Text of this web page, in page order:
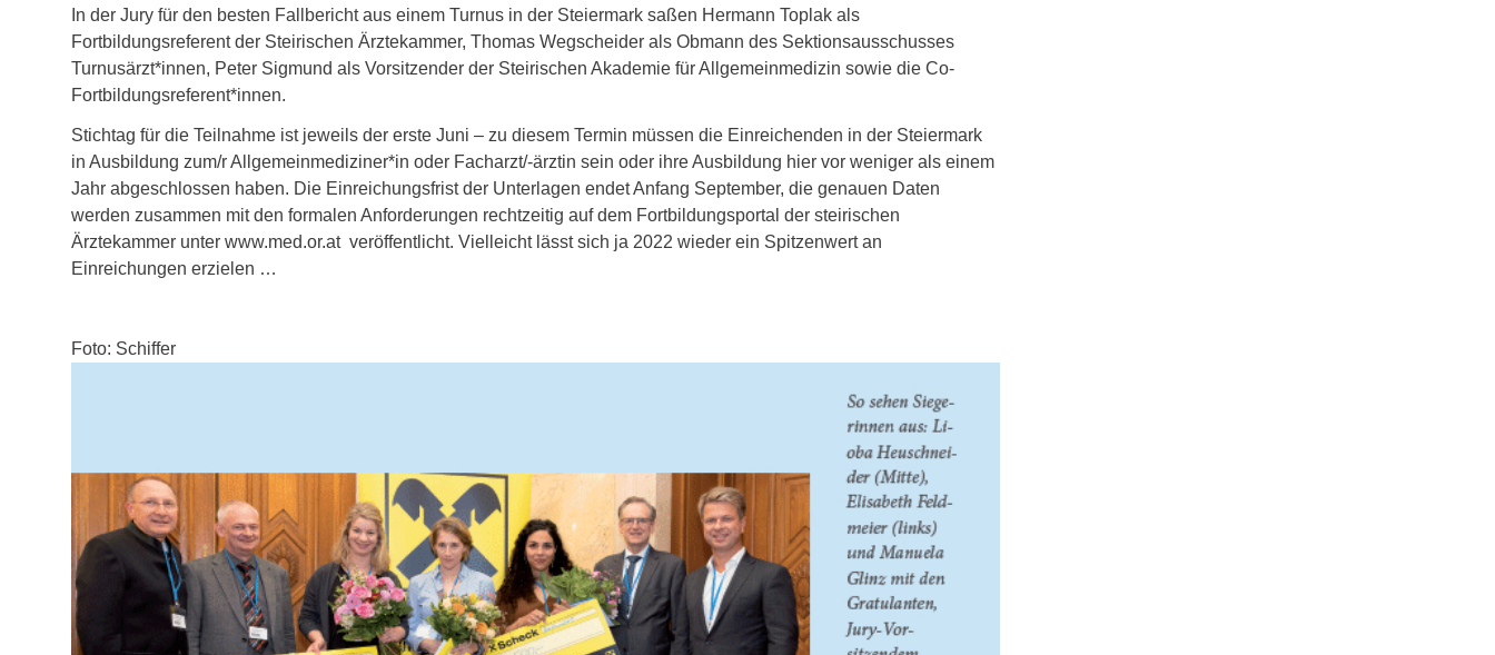
In der Jury für den besten Fallbericht aus einem Turnus in der Steiermark saßen Hermann Toplak als
Fortbildungsreferent der Steirischen Ärztekammer, Thomas Wegscheider als Obmann des Sektionsausschusses
Turnusärzt*innen, Peter Sigmund als Vorsitzender der Steirischen Akademie für Allgemeinmedizin sowie die Co-
Fortbildungsreferent*innen.
Stichtag für die Teilnahme ist jeweils der erste Juni – zu diesem Termin müssen die Einreichenden in der Steiermark
in Ausbildung zum/r Allgemeinmediziner*in oder Facharzt/-ärztin sein oder ihre Ausbildung hier vor weniger als einem
Jahr abgeschlossen haben. Die Einreichungsfrist der Unterlagen endet Anfang September, die genauen Daten
werden zusammen mit den formalen Anforderungen rechtzeitig auf dem Fortbildungsportal der steirischen
Ärztekammer unter www.med.or.at veröffentlicht. Vielleicht lässt sich ja 2022 wieder ein Spitzenwert an
Einreichungen erzielen …
Foto: Schiffer